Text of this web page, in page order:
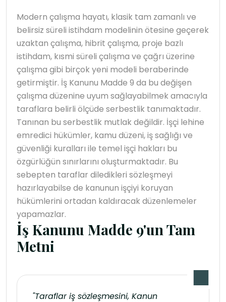
Modern çalışma hayatı, klasik tam zamanlı ve
belirsiz süreli istihdam modelinin ötesine geçerek
uzaktan çalışma, hibrit çalışma, proje bazlı
istihdam, kısmi süreli çalışma ve çağrı üzerine
çalışma gibi birçok yeni modeli beraberinde
getirmiştir. İş Kanunu Madde 9 da bu değişen
çalışma düzenine uyum sağlayabilmek amacıyla
taraflara belirli ölçüde serbestlik tanımaktadır.
Tanınan bu serbestlik mutlak değildir. İşçi lehine
emredici hükümler, kamu düzeni, iş sağlığı ve
güvenliği kuralları ile temel işçi hakları bu
özgürlüğün sınırlarını oluşturmaktadır. Bu
sebepten taraflar diledikleri sözleşmeyi
hazırlayabilse de kanunun işçiyi koruyan
hükümlerini ortadan kaldıracak düzenlemeler
yapamazlar.
İş Kanunu Madde 9'un Tam
Metni
"Taraflar iş sözleşmesini, Kanun